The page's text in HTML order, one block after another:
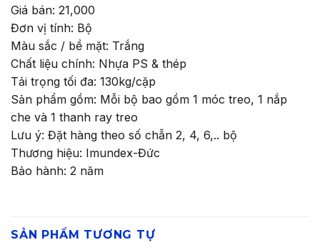
Giá bán: 21,000
Đơn vị tính: Bộ
Màu sắc / bề mặt: Trắng
Chất liệu chính: Nhựa PS & thép
Tải trọng tối đa: 130kg/cặp
Sản phẩm gồm: Mỗi bộ bao gồm 1 móc treo, 1 nắp
che và 1 thanh ray treo
Lưu ý: Đặt hàng theo số chẵn 2, 4, 6,.. bộ
Thương hiệu: Imundex-Đức
Bảo hành: 2 năm
SẢN PHẨM TƯƠNG TỰ